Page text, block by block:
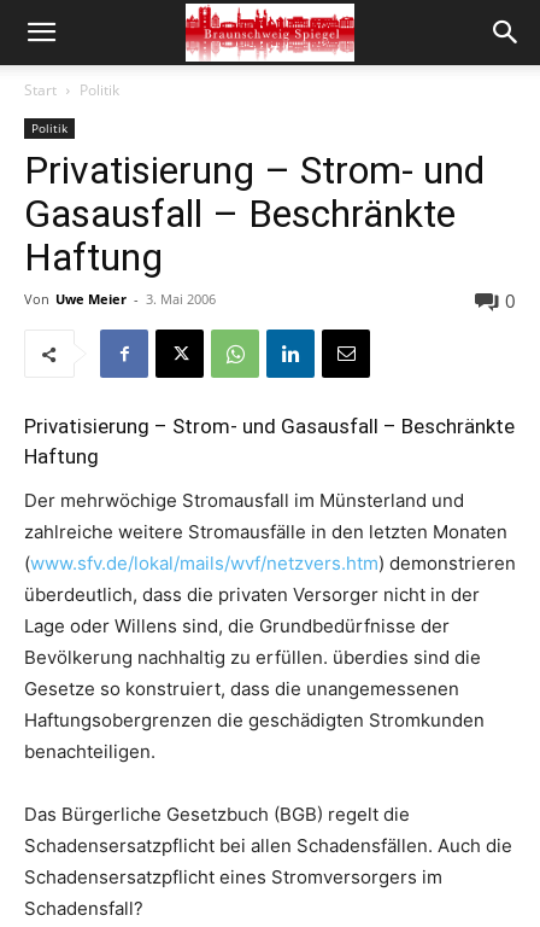
Start Politik
Politik
Privatisierung – Strom- und
Gasausfall – Beschränkte
Haftung
Von Uwe Meier - 3. Mai 2006 0
Privatisierung – Strom- und Gasausfall – Beschränkte
Haftung
Der mehrwöchige Stromausfall im Münsterland und
zahlreiche weitere Stromausfälle in den letzten Monaten
(www.sfv.de/lokal/mails/wvf/netzvers.htm) demonstrieren
überdeutlich, dass die privaten Versorger nicht in der
Lage oder Willens sind, die Grundbedürfnisse der
Bevölkerung nachhaltig zu erfüllen. überdies sind die
Gesetze so konstruiert, dass die unangemessenen
Haftungsobergrenzen die geschädigten Stromkunden
benachteiligen.
Das Bürgerliche Gesetzbuch (BGB) regelt die
Schadensersatzpflicht bei allen Schadensfällen. Auch die
Schadensersatzpflicht eines Stromversorgers im
Schadensfall?